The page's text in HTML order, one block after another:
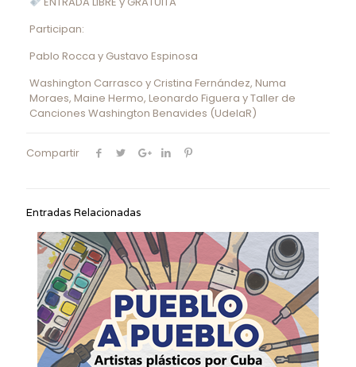
Participan:
Pablo Rocca y Gustavo Espinosa
Washington Carrasco y Cristina Fernández, Numa
Moraes, Maine Hermo, Leonardo Figuera y Taller de
Canciones Washington Benavides (UdelaR)
Compartir
Entradas Relacionadas